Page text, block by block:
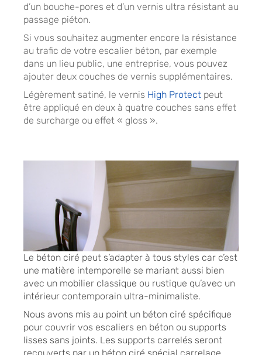
d’un bouche-pores et d’un vernis ultra résistant au
passage piéton.
Si vous souhaitez augmenter encore la résistance
au trafic de votre escalier béton, par exemple
dans un lieu public, une entreprise, vous pouvez
ajouter deux couches de vernis supplémentaires.
Légèrement satiné, le vernis High Protect peut
être appliqué en deux à quatre couches sans effet
de surcharge ou effet « gloss ».
Le béton ciré peut s’adapter à tous styles car c’est
une matière intemporelle se mariant aussi bien
avec un mobilier classique ou rustique qu’avec un
intérieur contemporain ultra-minimaliste.
Nous avons mis au point un béton ciré spécifique
pour couvrir vos escaliers en béton ou supports
lisses sans joints. Les supports carrelés seront
recouverts par un béton ciré spécial carrelage